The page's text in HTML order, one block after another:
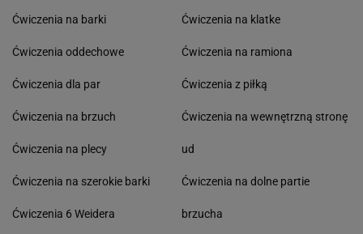
Ćwiczenia na barki
Ćwiczenia oddechowe
Ćwiczenia dla par
Ćwiczenia na brzuch
Ćwiczenia na plecy
Ćwiczenia na szerokie barki
Ćwiczenia 6 Weidera
Ćwiczenia na klatke
Ćwiczenia na ramiona
Ćwiczenia z piłką
Ćwiczenia na wewnętrzną stronę
ud
Ćwiczenia na dolne partie
brzucha